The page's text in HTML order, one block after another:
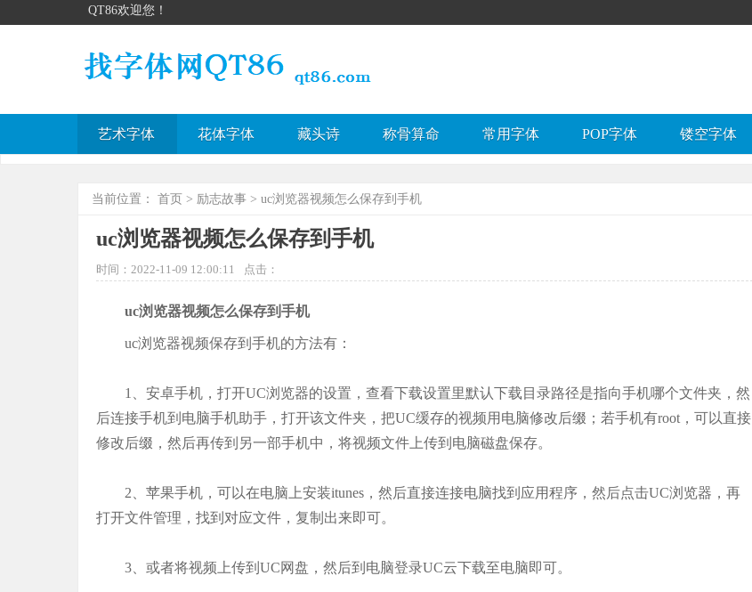
QT86欢迎您！
艺术字体 花体字体 藏头诗 称骨算命 常用字体 POP字体 镂空字体
当前位置： 首页 > 励志故事 > uc浏览器视频怎么保存到手机
uc浏览器视频怎么保存到手机
时间：2022-11-09 12:00:11 点击：
uc浏览器视频怎么保存到手机
uc浏览器视频保存到手机的方法有：
1、安卓手机，打开UC浏览器的设置，查看下载设置里默认下载目录路径是指向手机哪个文件夹，然
后连接手机到电脑手机助手，打开该文件夹，把UC缓存的视频用电脑修改后缀；若手机有root，可以直接
修改后缀，然后再传到另一部手机中，将视频文件上传到电脑磁盘保存。
2、苹果手机，可以在电脑上安装itunes，然后直接连接电脑找到应用程序，然后点击UC浏览器，再
打开文件管理，找到对应文件，复制出来即可。
3、或者将视频上传到UC网盘，然后到电脑登录UC云下载至电脑即可。